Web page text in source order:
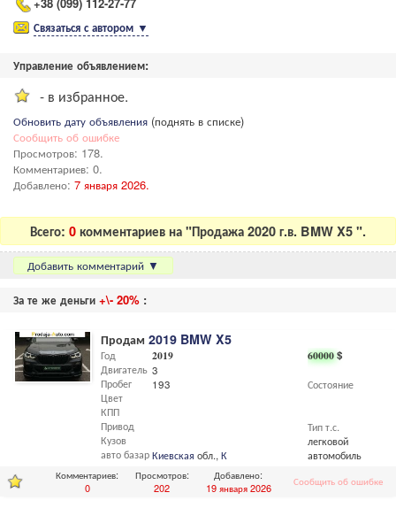
Связаться с автором ▼
Управление объявлением:
- в избранное.
Обновить дату объявления (поднять в списке)
Сообщить об ошибке
Просмотров: 178.
Комментариев: 0.
Добавлено: 7 января 2026.
Всего: 0 комментариев на "Продажа 2020 г.в. BMW X5 ".
Добавить комментарий ▼
За те же деньги +\- 20% :
Продам 2019 BMW X5
60000$
Состояние
Тип т.с.
легковой
автомобиль
Год
Двигатель
Пробег
Цвет
КПП
Привод
Кузов
авто базар
2019
3
193
Киевская обл.,Киев
Комментариев:
0
Просмотров:
202
Добавлено:
19 января 2026
Сообщить об ошибке